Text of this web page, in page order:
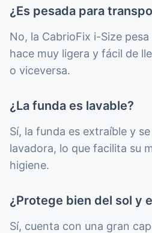
¿Es pesada para
No, la CabrioFix i-Size
hace muy ligera y fácil de
o viceversa.
¿La funda es lavable?
Sí, la funda es extraíble y
lavadora, lo que facilita su
higiene.
¿Protege bien del sol y
Sí, cuenta con una gran